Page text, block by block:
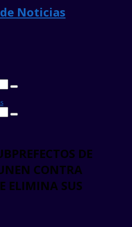
Search
Search
DE
CONTRA
ELIMINA SUS